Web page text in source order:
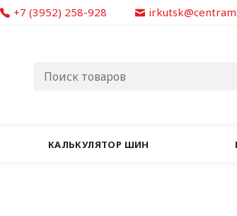
+7 (3952) 258-928
КАЛЬКУЛЯТОР ШИН